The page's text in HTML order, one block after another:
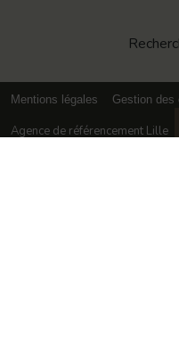
Mentions légales Gestion des
Agence de référencement Lille